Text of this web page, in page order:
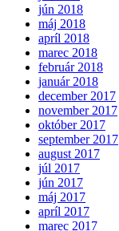
jún 2018
máj 2018
apríl 2018
marec 2018
február 2018
január 2018
december 2017
november 2017
október 2017
september 2017
august 2017
júl 2017
jún 2017
máj 2017
apríl 2017
marec 2017